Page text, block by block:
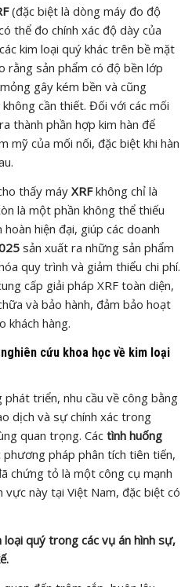
(đặc biệt là dòng máy đo độ
thể đo chính xác độ dày của
kim loại quý khác trên bề mặt
rằng sản phẩm có độ bền lớp
gây kém bền và cũng
cần thiết. Đối với các mối
thành phần hợp kim hàn để
mỹ của mối nối, đặc biệt khi hàn
thấy máy XRFkhông chỉ là
là một phần không thể thiếu
hiện đại, giúp các doanh
sản xuất ra những sản phẩm
quy trình và giảm thiểu chi phí.
cấp giải pháp XRF toàn diện,
và bảo hành, đảm bảo hoạt
khách hàng.
cứu khoa học về kim loại
triển, nhu cầu về công bằng
dịch và sự chính xác trong
quan trọng. Các tình huống
pháp phân tích tiên tiến,
chứng tỏ là một công cụ mạnh
này tại Việt Nam, đặc biệt có
loại quý trong các vụ án hình sự,